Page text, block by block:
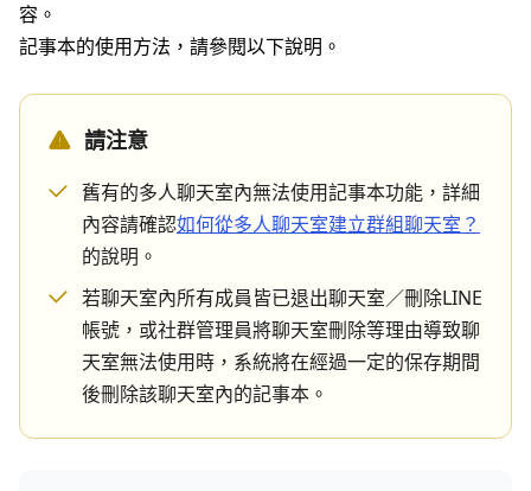
容。
記事本的使用方法，請參閱以下說明。
請注意
舊有的多人聊天室內無法使用記事本功能，詳細
內容請確認如何從多人聊天室建立群組聊天室？
的說明。
若聊天室內所有成員皆已退出聊天室／刪除LINE
帳號，或社群管理員將聊天室刪除等理由導致聊
天室無法使用時，系統將在經過一定的保存期間
後刪除該聊天室內的記事本。